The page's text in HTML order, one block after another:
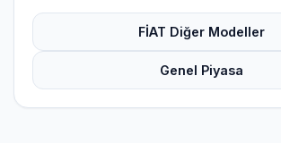
FİAT Diğer Modeller
Genel Piyasa